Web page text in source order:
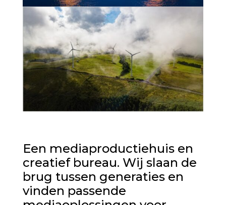
Een mediaproductiehuis en
creatief bureau. Wij slaan de
brug tussen generaties en
vinden passende